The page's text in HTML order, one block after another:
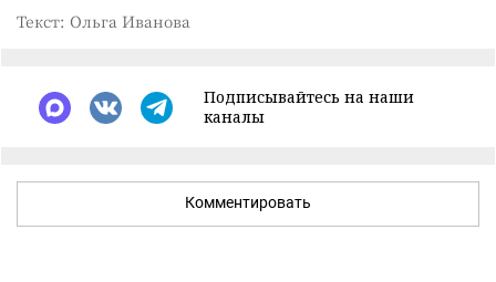
Текст: Ольга Иванова
Подписывайтесь на наши
каналы
Комментировать